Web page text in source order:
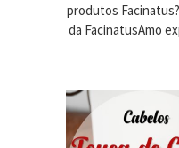
produtos
da FacinatusAmo